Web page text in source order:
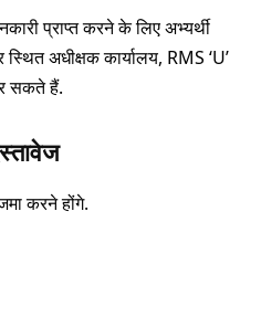
प्राप्त करने के लिए अभ्यर्थी
अधीक्षक कार्यालय, RMS ‘U’
सकते हैं.
करने होंगे.